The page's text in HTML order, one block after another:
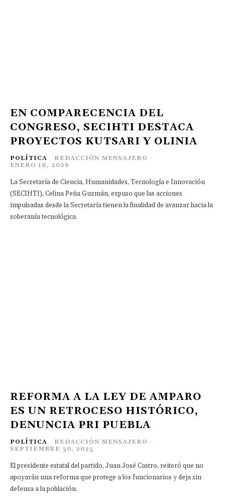
EN COMPARECENCIA DEL
CONGRESO, SECIHTI DESTACA
PROYECTOS KUTSARI Y OLINIA
POLÍTICA REDACCIÓN MENSAJERO -
ENERO 18, 2026
La Secretaría de Ciencia, Humanidades, Tecnología e Innovación
(SECIHTI), Celina Peña Guzmán, expuso que las acciones
impulsadas desde la Secretaría tienen la finalidad de avanzar hacia la
soberanía tecnológica.
REFORMA A LA LEY DE AMPARO
ES UN RETROCESO HISTÓRICO,
DENUNCIA PRI PUEBLA
POLÍTICA REDACCIÓN MENSAJERO -
SEPTIEMBRE 30, 2025
El presidente estatal del partido, Juan José Castro, reiteró que no
apoyarán una reforma que protege a los funcionarios y deja sin
defensa a la población.